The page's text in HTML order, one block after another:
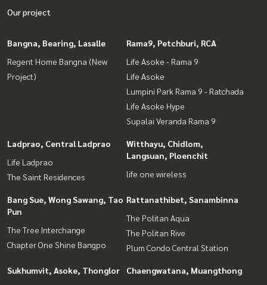
Our project
Bangna, Bearing, Lasalle
Regent Home Bangna (New
Project)
Rama9, Petchburi, RCA
Life Asoke - Rama 9
Life Asoke
Lumpini Park Rama 9 - Ratchada
Life Asoke Hype
Supalai Veranda Rama 9
Ladprao, Central Ladprao
Life Ladprao
The Saint Residences
Witthayu, Chidlom,
Langsuan, Ploenchit
life one wireless
Bang Sue, Wong Sawang, Tao
Pun
The Tree Interchange
Chapter One Shine Bangpo
Rattanathibet, Sanambinna
The Politan Aqua
The Politan Rive
Plum Condo Central Station
Sukhumvit, Asoke, Thonglor
Chaengwatana, Muangthong